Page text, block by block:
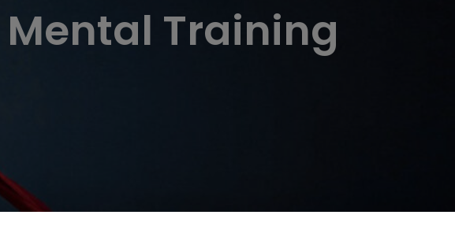
Training